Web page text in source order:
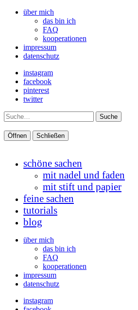
über mich
das bin ich
FAQ
kooperationen
impressum
datenschutz
instagram
facebook
pinterest
twitter
Suche
Öffnen Schließen
schöne sachen
mit nadel und faden
mit stift und papier
feine sachen
tutorials
blog
über mich
das bin ich
FAQ
kooperationen
impressum
datenschutz
instagram